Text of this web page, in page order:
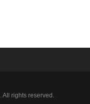
. All rights reserved.